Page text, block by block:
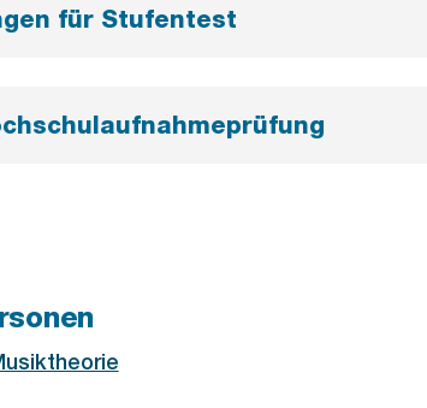
für Stufentest